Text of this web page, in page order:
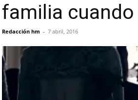
familia cuando
Redacción hm - 7 abril, 2016